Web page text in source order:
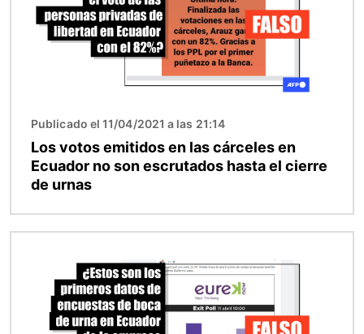
Publicado el 11/04/2021 a las 21:14
Los votos emitidos en las cárceles en
Ecuador no son escrutados hasta el cierre
de urnas